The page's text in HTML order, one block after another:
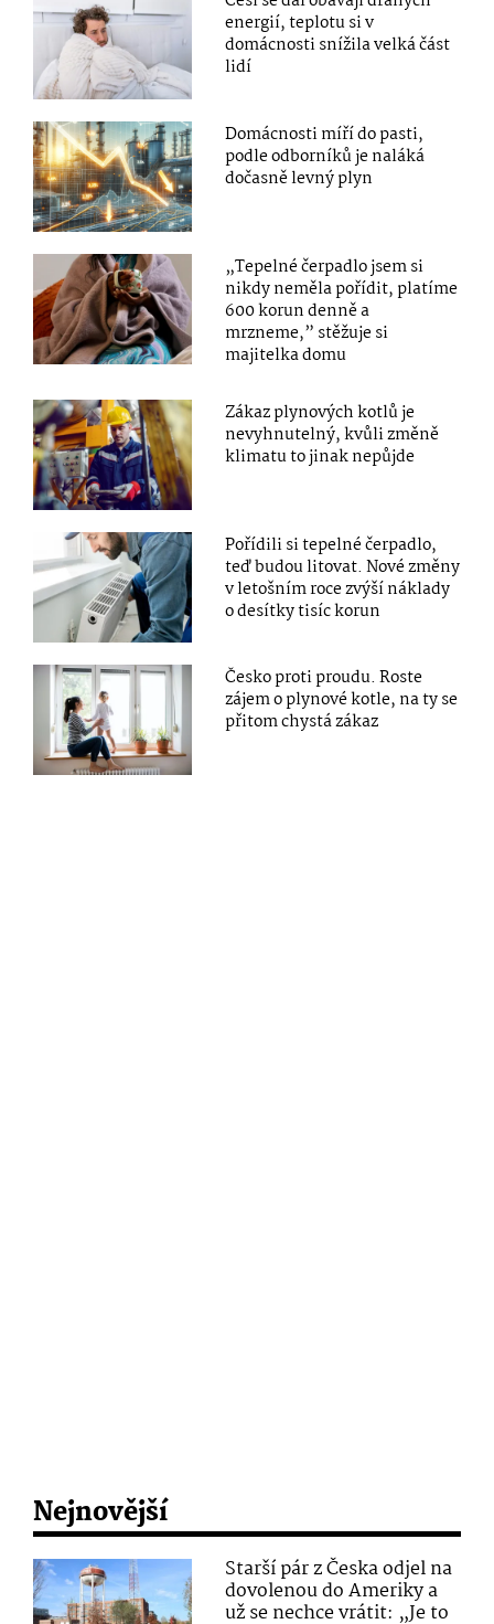
energií, teplotu si v
domácnosti snížila velká část
lidí
Domácnosti míří do pasti,
podle odborníků je naláká
dočasně levný plyn
„Tepelné čerpadlo jsem si
nikdy neměla pořídit, platíme
600 korun denně a
mrzneme,” stěžuje si
majitelka domu
Zákaz plynových kotlů je
nevyhnutelný, kvůli změně
klimatu to jinak nepůjde
Pořídili si tepelné čerpadlo,
teď budou litovat. Nové změny
v letošním roce zvýší náklady
o desítky tisíc korun
Česko proti proudu. Roste
zájem o plynové kotle, na ty se
přitom chystá zákaz
Nejnovější
Starší pár z Česka odjel na
dovolenou do Ameriky a
už se nechce vrátit: „Je to